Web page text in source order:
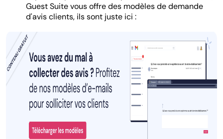
Guest Suite vous offre des modèles de demande
d'avis clients, ils sont juste ici :